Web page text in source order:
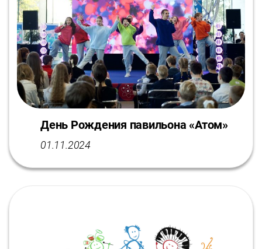
День Рождения павильона «Атом»
01.11.2024